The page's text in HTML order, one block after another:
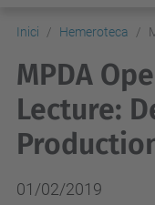
Inici Hemeroteca
MPDA
Lecture:
01/02/2019